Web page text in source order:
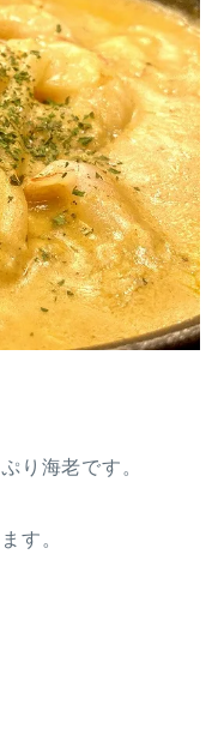
り海老です。
す。